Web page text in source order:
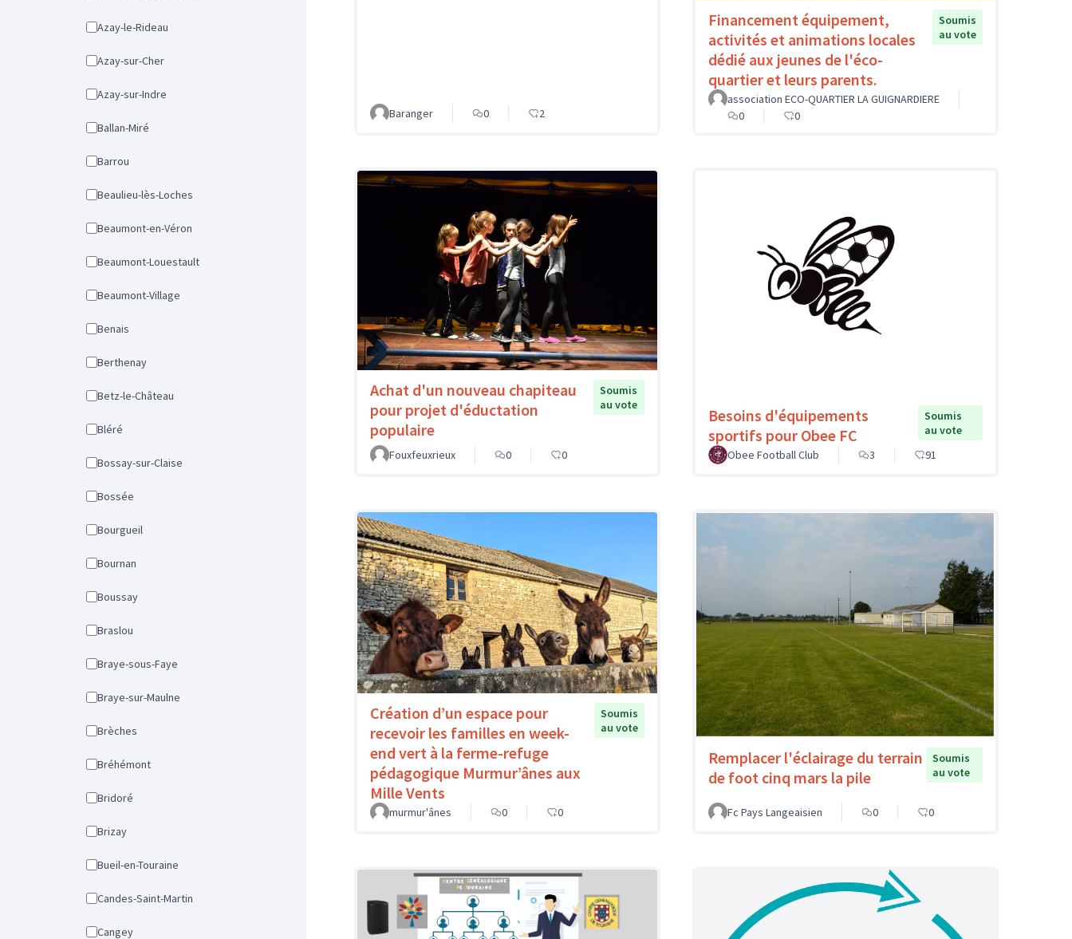
Azay-le-Rideau
Azay-sur-Cher
Azay-sur-Indre
Ballan-Miré
Barrou
Beaulieu-lès-Loches
Beaumont-en-Véron
Beaumont-Louestault
Beaumont-Village
Benais
Berthenay
Betz-le-Château
Bléré
Bossay-sur-Claise
Bossée
Bourgueil
Bournan
Boussay
Braslou
Braye-sous-Faye
Braye-sur-Maulne
Brèches
Bréhémont
Bridoré
Brizay
Bueil-en-Touraine
Candes-Saint-Martin
Cangey
Baranger 0 2
Financement équipement,
activités et animations locales
dédié aux jeunes de l'éco-
quartier et leurs parents.
Soumis
au vote
association ECO-QUARTIER LA GUIGNARDIERE
0
0
Achat d'un nouveau chapiteau
pour projet d'éductation
populaire
Soumis
au vote
Fouxfeuxrieux 0 0
Besoins d'équipements
sportifs pour Obee FC
Soumis
au vote
Obee Football Club
3 91
Création d’un espace pour
recevoir les familles en week-
end vert à la ferme-refuge
pédagogique Murmur’ânes aux
Mille Vents
Soumis
au vote
murmur'ânes 0 0
Remplacer l'éclairage du terrain
de foot cinq mars la pile
Soumis
au vote
Fc Pays Langeaisien 0 0